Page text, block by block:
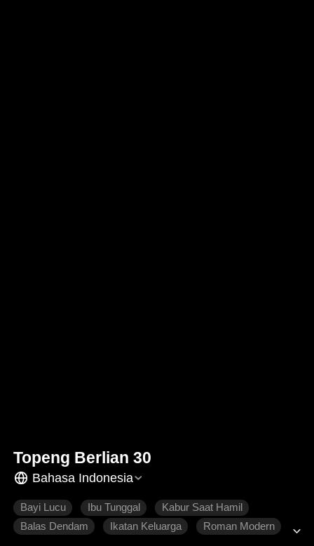
Topeng Berlian 30
Bahasa Indonesia
Bayi Lucu Ibu Tunggal
Kabur Saat Hamil
Balas Dendam
Ikatan Keluarga Roman Modern